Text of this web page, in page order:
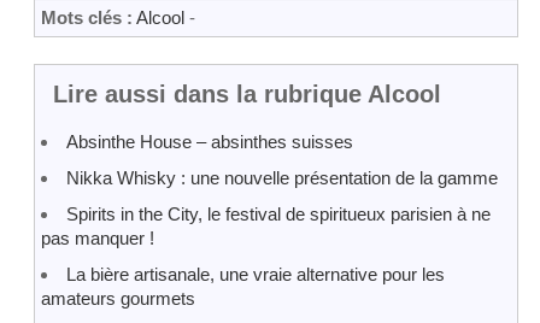
Mots clés : Alcool -
Lire aussi dans la rubrique Alcool
Absinthe House – absinthes suisses
Nikka Whisky : une nouvelle présentation de la gamme
Spirits in the City, le festival de spiritueux parisien à ne
pas manquer !
La bière artisanale, une vraie alternative pour les
amateurs gourmets